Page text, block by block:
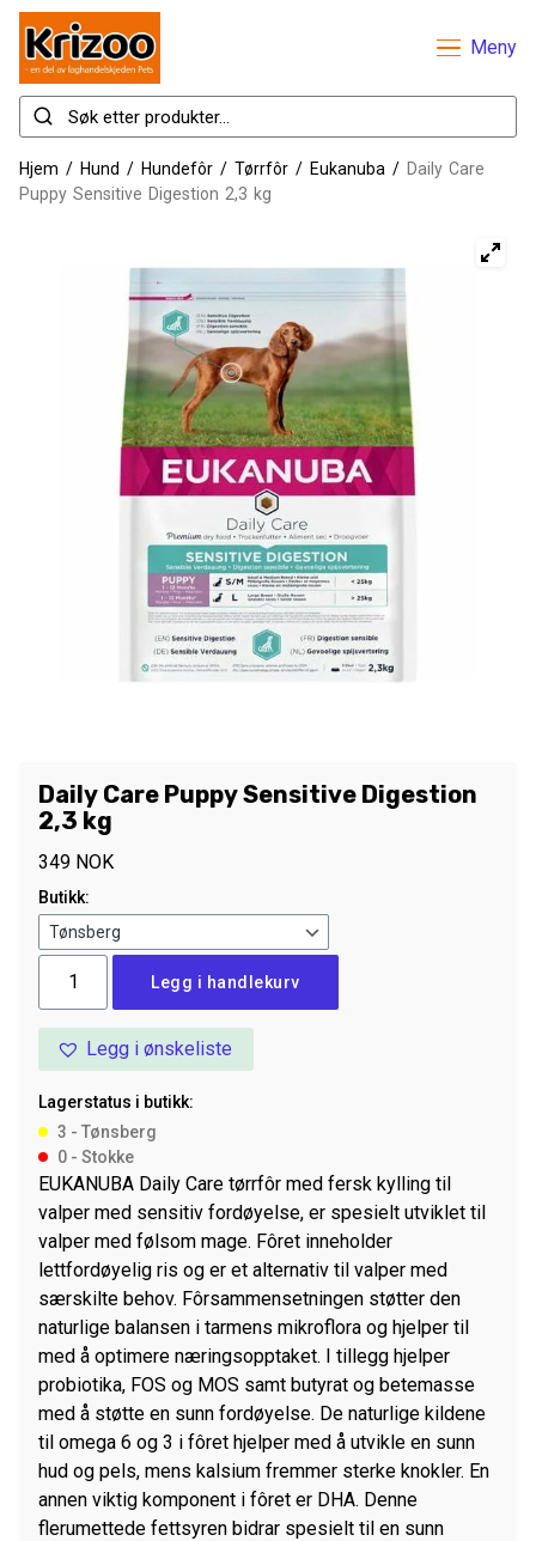
Meny
Hjem / Hund / Hundefôr / Tørrfôr / Eukanuba / Daily Care
Puppy Sensitive Digestion 2,3 kg
Daily Care Puppy Sensitive Digestion
2,3 kg
349 NOK
Butikk:
Care
Puppy
Sensitive
2,3
kg
antall
Legg i handlekurv
Legg i ønskeliste
Lagerstatus i butikk:
3 - Tønsberg
0 - Stokke
EUKANUBA Daily Care tørrfôr med fersk kylling til
valper med sensitiv fordøyelse, er spesielt utviklet til
valper med følsom mage. Fôret inneholder
lettfordøyelig ris og er et alternativ til valper med
særskilte behov. Fôrsammensetningen støtter den
naturlige balansen i tarmens mikroflora og hjelper til
med å optimere næringsopptaket. I tillegg hjelper
probiotika, FOS og MOS samt butyrat og betemasse
med å støtte en sunn fordøyelse. De naturlige kildene
til omega 6 og 3 i fôret hjelper med å utvikle en sunn
hud og pels, mens kalsium fremmer sterke knokler. En
annen viktig komponent i fôret er DHA. Denne
flerumettede fettsyren bidrar spesielt til en sunn